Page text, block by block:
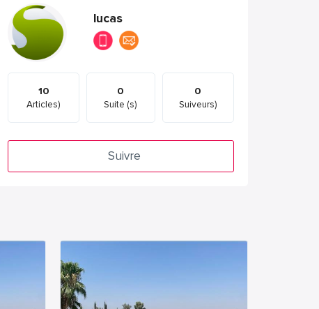
lucas
10
Articles)
0
Suite (s)
0
Suiveurs)
Suivre